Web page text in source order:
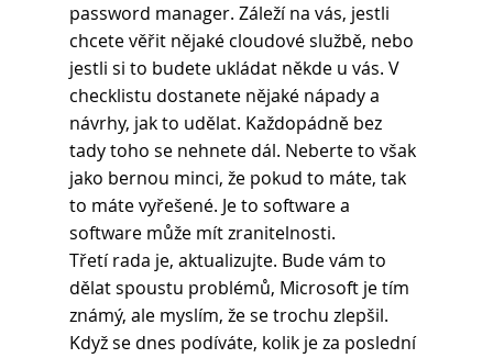
password manager. Záleží na vás, jestli
chcete věřit nějaké cloudové službě, nebo
jestli si to budete ukládat někde u vás. V
checklistu dostanete nějaké nápady a
návrhy, jak to udělat. Každopádně bez
tady toho se nehnete dál. Neberte to však
jako bernou minci, že pokud to máte, tak
to máte vyřešené. Je to software a
software může mít zranitelnosti.
Třetí rada je, aktualizujte. Bude vám to
dělat spoustu problémů, Microsoft je tím
známý, ale myslím, že se trochu zlepšil.
Když se dnes podíváte, kolik je za poslední